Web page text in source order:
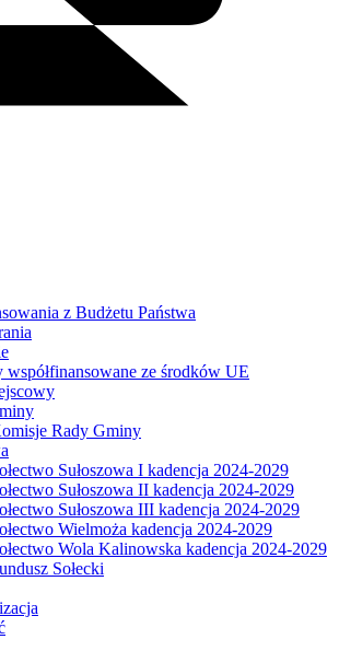
z Budżetu Państwa
współfinansowane ze środków UE
Rady Gminy
Sułoszowa I kadencja 2024-2029
Sułoszowa II kadencja 2024-2029
Sułoszowa III kadencja 2024-2029
Wielmoża kadencja 2024-2029
Wola Kalinowska kadencja 2024-2029
Sołecki